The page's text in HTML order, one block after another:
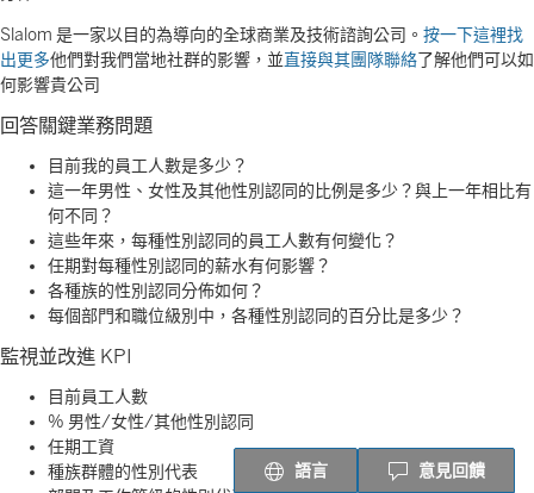
Slalom 是一家以目的為導向的全球商業及技術諮詢公司。 按一下這裡找
出更多他們對我們當地社群的影響，並直接與其團隊聯絡了解他們可以如
何影響貴公司
回答關鍵業務問題
目前我的員工人數是多少？
這一年男性、女性及其他性別認同的比例是多少？與上一年相比有
何不同？
這些年來，每種性別認同的員工人數有何變化？
任期對每種性別認同的薪水有何影響？
各種族的性別認同分佈如何？
每個部門和職位級別中，各種性別認同的百分比是多少？
監視並改進 KPI
目前員工人數
% 男性/女性/其他性別認同
任期工資
種族群體的性別代表
語言 意見回饋